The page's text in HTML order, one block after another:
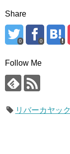
Share
0 0
Follow Me
リバーカヤック